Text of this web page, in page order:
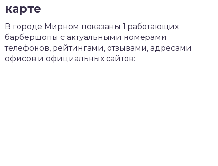
карте
В городе Мирном показаны 1 работающих
барбершопы с актуальными номерами
телефонов, рейтингами, отзывами, адресами
офисов и официальных сайтов: